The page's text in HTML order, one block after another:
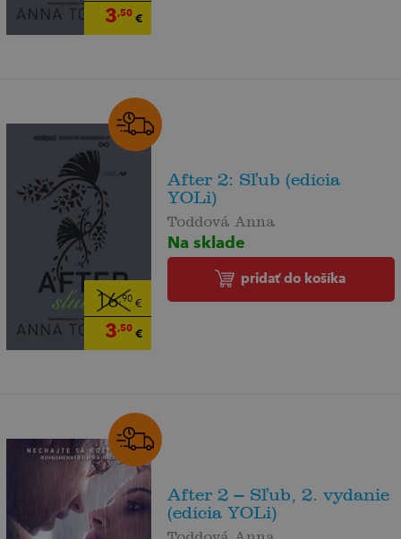
3,50€
16,90€
3,50€
After 2: Sľub (edícia
YOLi)
Toddová Anna
Na sklade
pridať do košíka
After 2 – Sľub, 2. vydanie
(edícia YOLi)
Toddová Anna